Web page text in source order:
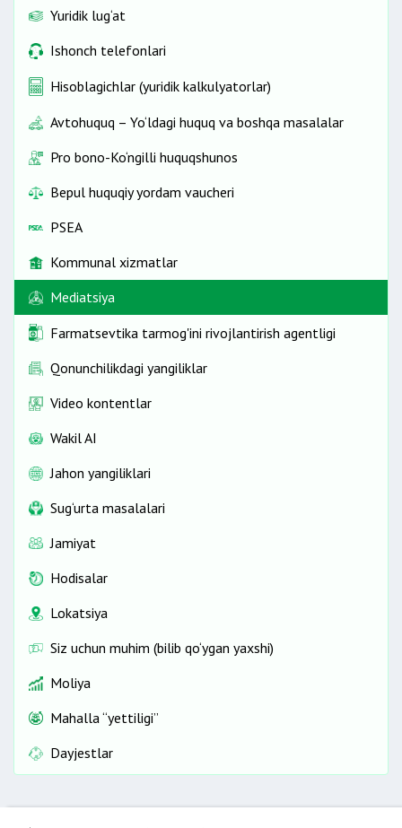
Yuridik lug‘at
Ishonch telefonlari
Hisoblagichlar (yuridik kalkulyatorlar)
Avtohuquq – Yo‘ldagi huquq va boshqa masalalar
Pro bono-Ko‘ngilli huquqshunos
Bepul huquqiy yordam vaucheri
PSEA
Kommunal xizmatlar
Mediatsiya
Farmatsevtika tarmog'ini rivojlantirish agentligi
Qonunchilikdagi yangiliklar
Video kontentlar
Wakil AI
Jahon yangiliklari
Sug‘urta masalalari
Jamiyat
Hodisalar
Lokatsiya
Siz uchun muhim (bilib qo‘ygan yaxshi)
Moliya
Mahalla “yettiligi”
Dayjestlar